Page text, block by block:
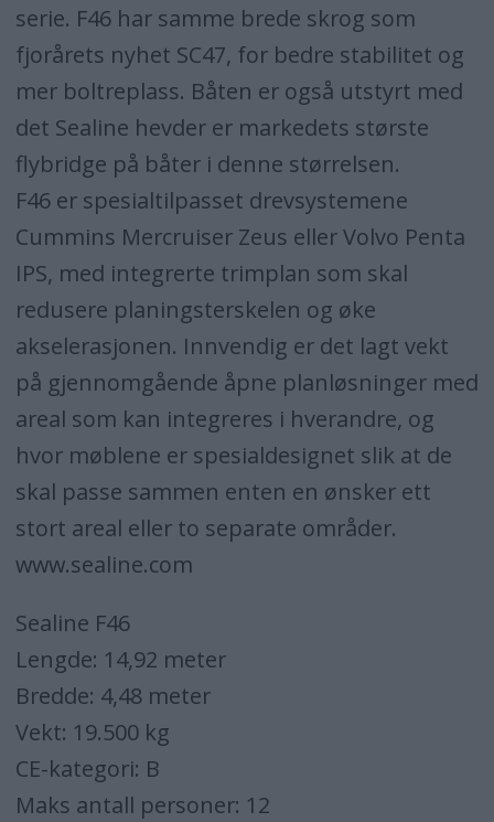
serie. F46 har samme brede skrog som
fjorårets nyhet SC47, for bedre stabilitet og
mer boltreplass. Båten er også utstyrt med
det Sealine hevder er markedets største
flybridge på båter i denne størrelsen.
F46 er spesialtilpasset drevsystemene
Cummins Mercruiser Zeus eller Volvo Penta
IPS, med integrerte trimplan som skal
redusere planingsterskelen og øke
akselerasjonen. Innvendig er det lagt vekt
på gjennomgående åpne planløsninger med
areal som kan integreres i hverandre, og
hvor møblene er spesialdesignet slik at de
skal passe sammen enten en ønsker ett
stort areal eller to separate områder.
www.sealine.com
Sealine F46
Lengde: 14,92 meter
Bredde: 4,48 meter
Vekt: 19.500 kg
CE-kategori: B
Maks antall personer: 12